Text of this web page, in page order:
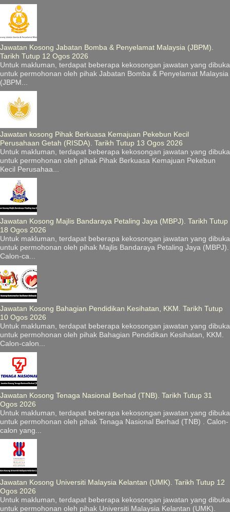
Jawatan Kosong Jabatan Bomba & Penyelamat Malaysia (JBPM).
Tarikh Tutup 12 Ogos 2026
Untuk makluman, terdapat beberapa kekosongan jawatan yang dibuka
untuk permohonan oleh pihak Jabatan Bomba & Penyelamat Malaysia
(JBPM...
Jawatan kosong Pihak Berkuasa Kemajuan Pekebun Kecil
Perusahaan Getah (RISDA). Tarikh Tutup 13 Ogos 2026
Untuk makluman, terdapat beberapa kekosongan jawatan yang dibuka
untuk permohonan oleh pihak Pihak Berkuasa Kemajuan Pekebun
Kecil Perusahaa...
Jawatan Kosong Majlis Bandaraya Petaling Jaya (MBPJ). Tarikh Tutup
18 Ogos 2026
Untuk makluman, terdapat beberapa kekosongan jawatan yang dibuka
untuk permohonan oleh pihak Majlis Bandaraya Petaling Jaya (MBPJ).
Calon-ca...
Jawatan Kosong Bahagian Pendidikan Kesihatan, KKM. Tarikh Tutup
10 Ogos 2026
Untuk makluman, terdapat beberapa kekosongan jawatan yang dibuka
untuk permohonan oleh pihak Bahagian Pendidikan Kesihatan, KKM.
Calon-calon...
Jawatan Kosong Tenaga Nasional Berhad (TNB). Tarikh Tutup 31
Ogos 2026
Untuk makluman, terdapat beberapa kekosongan jawatan yang dibuka
untuk permohonan oleh pihak Tenaga Nasional Berhad (TNB) . Calon-
calon yang...
Jawatan Kosong Universiti Malaysia Kelantan (UMK). Tarikh Tutup 12
Ogos 2026
Untuk makluman, terdapat beberapa kekosongan jawatan yang dibuka
untuk permohonan oleh pihak Universiti Malaysia Kelantan (UMK).